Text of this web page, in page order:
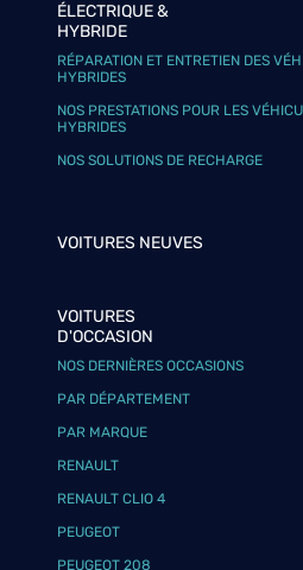
ÉLECTRIQUE &
HYBRIDE
RÉPARATION ET ENTRETIEN DES
HYBRIDES
NOS PRESTATIONS POUR LES
HYBRIDES
NOS SOLUTIONS DE RECHARGE
VOITURES NEUVES
VOITURES
D'OCCASION
NOS DERNIÈRES OCCASIONS
PAR DÉPARTEMENT
PAR MARQUE
RENAULT
RENAULT CLIO 4
PEUGEOT
PEUGEOT 208